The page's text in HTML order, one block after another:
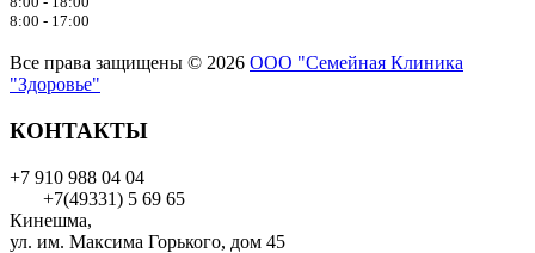
8:00 - 17:00
Все права защищены © 2026 ООО "Семейная Клиника
"Здоровье"
КОНТАКТЫ
+7 910 988 04 04
+7(49331) 5 69 65
Кинешма,
ул. им. Максима Горького, дом 45